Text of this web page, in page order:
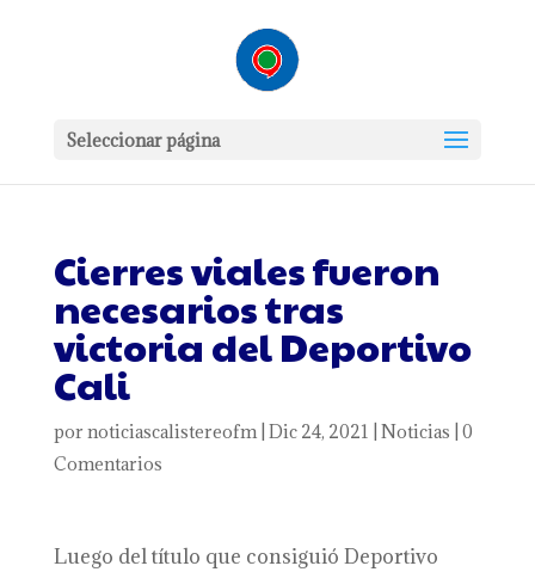
Seleccionar página
Cierres viales fueron
necesarios tras
victoria del Deportivo
Cali
por noticiascalistereofm| Dic 24, 2021 Noticias 0
Comentarios
Luego del título que consiguió Deportivo